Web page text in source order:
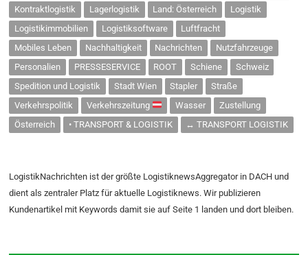
Kontraktlogistik
Lagerlogistik Land: Österreich
Logistik
Logistikimmobilien
Logistiksoftware
Luftfracht
Mobiles Leben
Nachhaltigkeit Nachrichten
Nutzfahrzeuge
Personalien
PRESSESERVICE ROOT Schiene
Schweiz
Spedition und Logistik
Stadt Wien Stapler
Straße
Verkehrspolitik
Verkehrszeitung Wasser
Zustellung
Österreich
• TRANSPORT & LOGISTIK ↔ TRANSPORT LOGISTIK
LogistikNachrichten ist der größte LogistiknewsAggregator in DACH und
dient als zentraler Platz für aktuelle Logistiknews. Wir publizieren
Kundenartikel mit Keywords damit sie auf Seite 1 landen und dort bleiben.